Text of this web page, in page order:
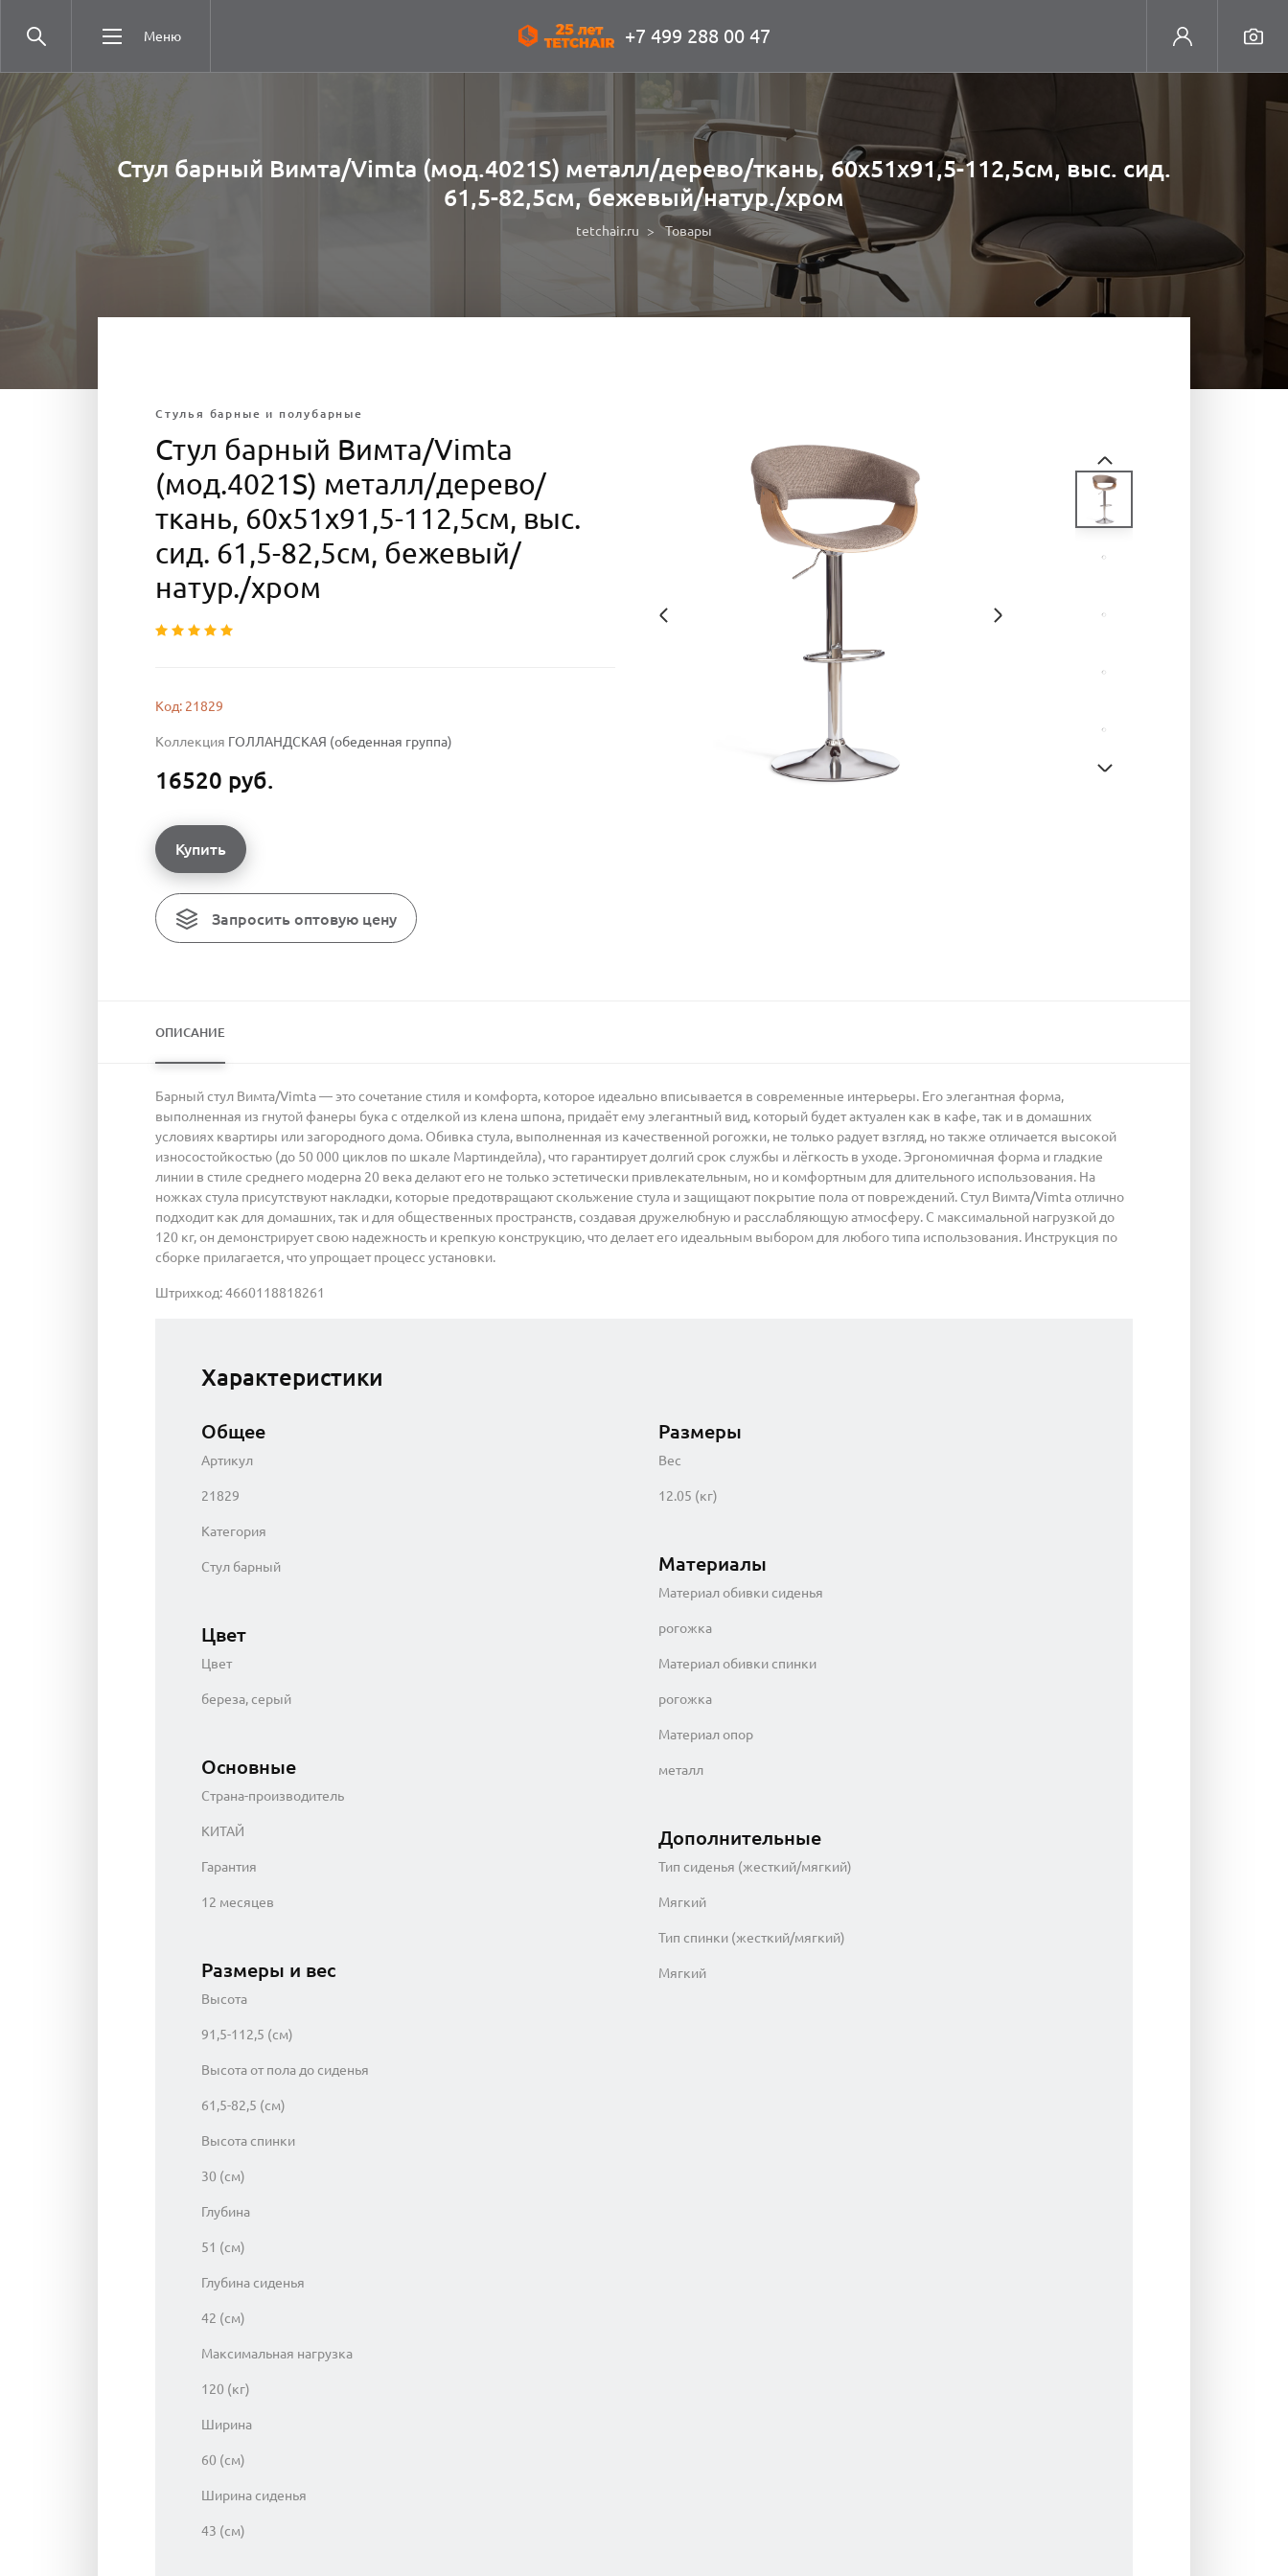
Меню +7 499 288 00 47
Стул барный Вимта/Vimta (мод.4021S) металл/дерево/ткань, 60х51х91,5-112,5см, выс. сид.
61,5-82,5см, бежевый/натур./хром
tetchair.ru Товары
Стулья барные и полубарные
Стул барный Вимта/Vimta
(мод.4021S) металл/дерево/
ткань, 60х51х91,5-112,5см, выс.
сид. 61,5-82,5см, бежевый/
натур./хром
Код: 21829
Коллекция ГОЛЛАНДСКАЯ (обеденная группа)
16520 руб.
Купить
Запросить оптовую цену
ОПИСАНИЕ
Барный стул Вимта/Vimta — это сочетание стиля и комфорта, которое идеально вписывается в современные интерьеры. Его элегантная форма,
выполненная из гнутой фанеры бука с отделкой из клена шпона, придаёт ему элегантный вид, который будет актуален как в кафе, так и в домашних
условиях квартиры или загородного дома. Обивка стула, выполненная из качественной рогожки, не только радует взгляд, но также отличается высокой
износостойкостью (до 50 000 циклов по шкале Мартиндейла), что гарантирует долгий срок службы и лёгкость в уходе. Эргономичная форма и гладкие
линии в стиле среднего модерна 20 века делают его не только эстетически привлекательным, но и комфортным для длительного использования. На
ножках стула присутствуют накладки, которые предотвращают скольжение стула и защищают покрытие пола от повреждений. Стул Вимта/Vimta отлично
подходит как для домашних, так и для общественных пространств, создавая дружелюбную и расслабляющую атмосферу. С максимальной нагрузкой до
120 кг, он демонстрирует свою надежность и крепкую конструкцию, что делает его идеальным выбором для любого типа использования. Инструкция по
сборке прилагается, что упрощает процесс установки.
Штрихкод: 4660118818261
Характеристики
Общее
Артикул
21829
Категория
Стул барный
Цвет
Цвет
береза, серый
Основные
Страна-производитель
КИТАЙ
Гарантия
12 месяцев
Размеры и вес
Высота
91,5-112,5 (см)
Высота от пола до сиденья
61,5-82,5 (см)
Высота спинки
30 (см)
Глубина
51 (см)
Глубина сиденья
42 (см)
Максимальная нагрузка
120 (кг)
Ширина
60 (см)
Ширина сиденья
43 (см)
Размеры
Вес
12.05 (кг)
Материалы
Материал обивки сиденья
рогожка
Материал обивки спинки
рогожка
Материал опор
металл
Дополнительные
Тип сиденья (жесткий/мягкий)
Мягкий
Тип спинки (жесткий/мягкий)
Мягкий